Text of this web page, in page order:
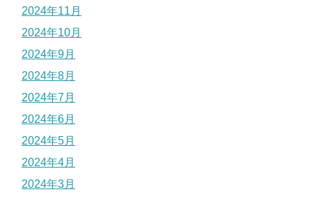
2024年11月
2024年10月
2024年9月
2024年8月
2024年7月
2024年6月
2024年5月
2024年4月
2024年3月